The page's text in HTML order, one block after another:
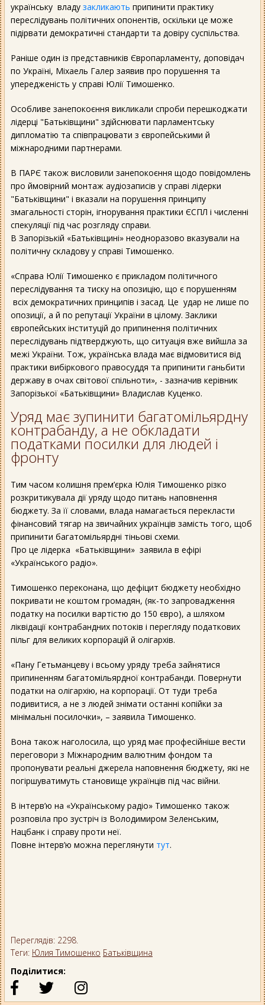
українську владу закликають припинити практику
переслідувань політичних опонентів, оскільки це може
підірвати демократичні стандарти та довіру суспільства.
Раніше один із представників Європарламенту, доповідач
по Україні, Міхаель Галер заявив про порушення та
упередженість у справі Юлії Тимошенко.
Особливе занепокоєння викликали спроби перешкоджати
лідерці "Батьківщини" здійснювати парламентську
дипломатію та співпрацювати з європейськими й
міжнародними партнерами.
В ПАРЄ також висловили занепокоєння щодо повідомлень
про ймовірний монтаж аудіозаписів у справі лідерки
"Батьківщини" і вказали на порушення принципу
змагальності сторін, ігнорування практики ЄСПЛ і численні
спекуляції під час розгляду справи.
В Запорізькій «Батьківщині» неодноразово вказували на
політичну складову у справі Тимошенко.
«Справа Юлії Тимошенко є прикладом політичного
переслідування та тиску на опозицію, що є порушенням
всіх демократичних принципів і засад. Це удар не лише по
опозиції, а й по репутації України в цілому. Заклики
європейських інституцій до припинення політичних
переслідувань підтверджують, що ситуація вже вийшла за
межі України. Тож, українська влада має відмовитися від
практики вибіркового правосуддя та припинити ганьбити
державу в очах світової спільноти», - зазначив керівник
Запорізької «Батьківщини» Владислав Куценко.
Уряд має зупинити багатомільярдну
контрабанду, а не обкладати
податками посилки для людей і
фронту
Тим часом колишня прем’єрка Юлія Тимошенко різко
розкритикувала дії уряду щодо питань наповнення
бюджету. За її словами, влада намагається перекласти
фінансовий тягар на звичайних українців замість того, щоб
припинити багатомільярдні тіньові схеми.
Про це лідерка «Батьківщини» заявила в ефірі
«Українського радіо».
Тимошенко переконана, що дефіцит бюджету необхідно
покривати не коштом громадян, (як-то запровадження
податку на посилки вартістю до 150 євро), а шляхом
ліквідації контрабандних потоків і перегляду податкових
пільг для великих корпорацій й олігархів.
«Пану Гетьманцеву і всьому уряду треба зайнятися
припиненням багатомільярдної контрабанди. Повернути
податки на олігархію, на корпорації. От туди треба
подивитися, а не з людей знімати останні копійки за
мінімальні посилочки», – заявила Тимошенко.
Вона також наголосила, що уряд має професійніше вести
переговори з Міжнародним валютним фондом та
пропонувати реальні джерела наповнення бюджету, які не
погіршуватимуть становище українців під час війни.
В інтерв’ю на «Українському радіо» Тимошенко також
розповіла про зустріч із Володимиром Зеленським,
Нацбанк і справу проти неї.
Повне інтерв’ю можна переглянути тут.
Переглядів: 2298.
Теги: Юлия Тимошенко Батьківщина
Поділитися: